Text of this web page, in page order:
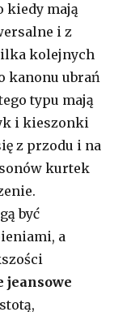
kiedy mają
i z
kolejnych
kanonu ubrań
typu mają
i kieszonki
z przodu i na
kurtek
być
a
jeansowe